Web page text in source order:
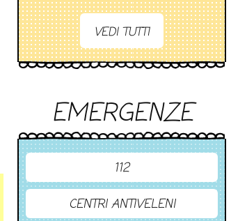
VEDI TUTTI
EMERGENZE
112
CENTRI ANTIVELENI